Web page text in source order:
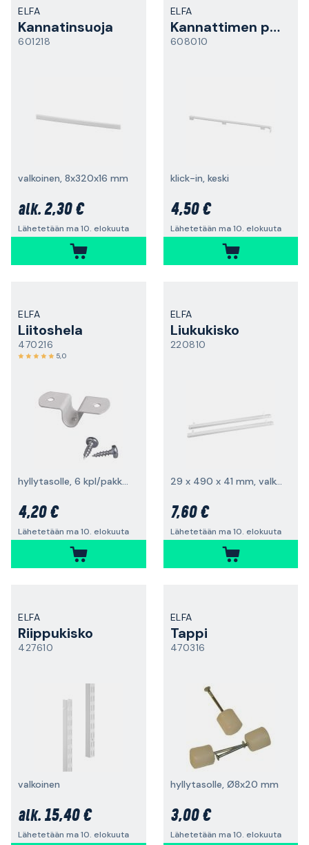
ELFA
Kannatinsuoja
601218
valkoinen, 8x320x16 mm
alk. 2,30 €
Lähetetään ma 10. elokuuta
ELFA
Kannattimen peitelista
608010
klick-in, keski
4,50 €
Lähetetään ma 10. elokuuta
ELFA
Liitoshela
470216
5,0
hyllytasolle, 6 kpl/pakkaus
4,20 €
Lähetetään ma 10. elokuuta
ELFA
Liukukisko
220810
29 x 490 x 41 mm, valkoinen
7,60 €
Lähetetään ma 10. elokuuta
ELFA
Riippukisko
427610
valkoinen
alk. 15,40 €
Lähetetään ma 10. elokuuta
ELFA
Tappi
470316
hyllytasolle, Ø8x20 mm
3,00 €
Lähetetään ma 10. elokuuta